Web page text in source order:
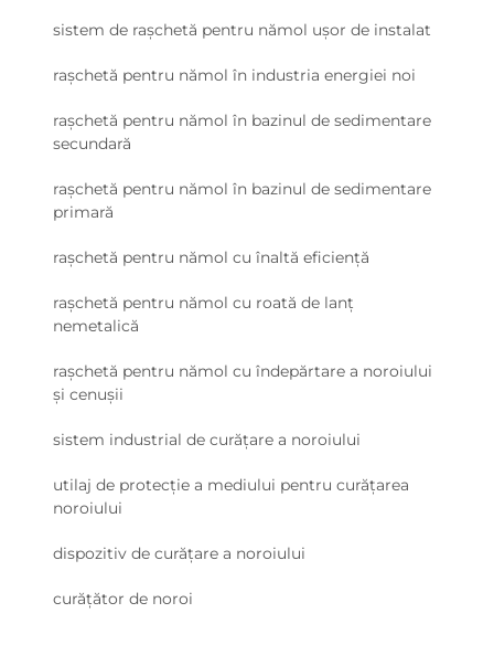
sistem de rașchetă pentru nămol ușor de instalat
rașchetă pentru nămol în industria energiei noi
rașchetă pentru nămol în bazinul de sedimentare
secundară
rașchetă pentru nămol în bazinul de sedimentare
primară
rașchetă pentru nămol cu înaltă eficiență
rașchetă pentru nămol cu roată de lanț
nemetalică
rașchetă pentru nămol cu îndepărtare a noroiului
și cenușii
sistem industrial de curățare a noroiului
utilaj de protecție a mediului pentru curățarea
noroiului
dispozitiv de curățare a noroiului
curățător de noroi